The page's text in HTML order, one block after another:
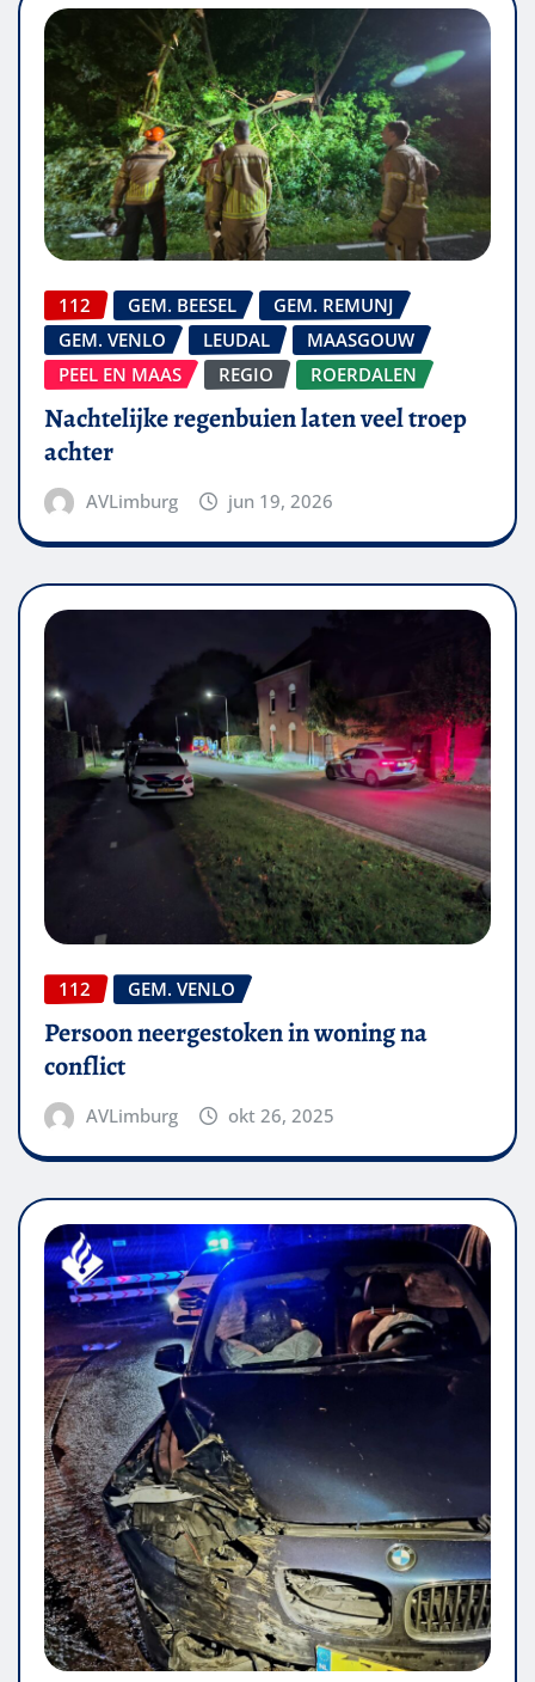
112 GEM. BEESEL
GEM. REMUNJ
GEM. VENLO
LEUDAL
MAASGOUW
PEEL EN MAAS
REGIO ROERDALEN
Nachtelijke regenbuien laten veel troep
achter
AVLimburg jun 19, 2026
112 GEM. VENLO
Persoon neergestoken in woning na
conflict
AVLimburg okt 26, 2025